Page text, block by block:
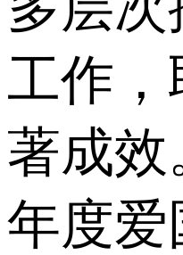
工作，
著成效
年度爱